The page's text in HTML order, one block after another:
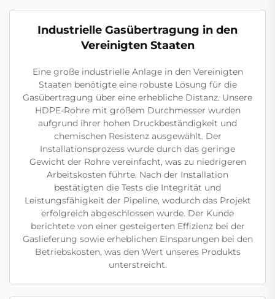
Industrielle Gasübertragung in den
Vereinigten Staaten
Eine große industrielle Anlage in den Vereinigten
Staaten benötigte eine robuste Lösung für die
Gasübertragung über eine erhebliche Distanz. Unsere
HDPE-Rohre mit großem Durchmesser wurden
aufgrund ihrer hohen Druckbeständigkeit und
chemischen Resistenz ausgewählt. Der
Installationsprozess wurde durch das geringe
Gewicht der Rohre vereinfacht, was zu niedrigeren
Arbeitskosten führte. Nach der Installation
bestätigten die Tests die Integrität und
Leistungsfähigkeit der Pipeline, wodurch das Projekt
erfolgreich abgeschlossen wurde. Der Kunde
berichtete von einer gesteigerten Effizienz bei der
Gaslieferung sowie erheblichen Einsparungen bei den
Betriebskosten, was den Wert unseres Produkts
unterstreicht.